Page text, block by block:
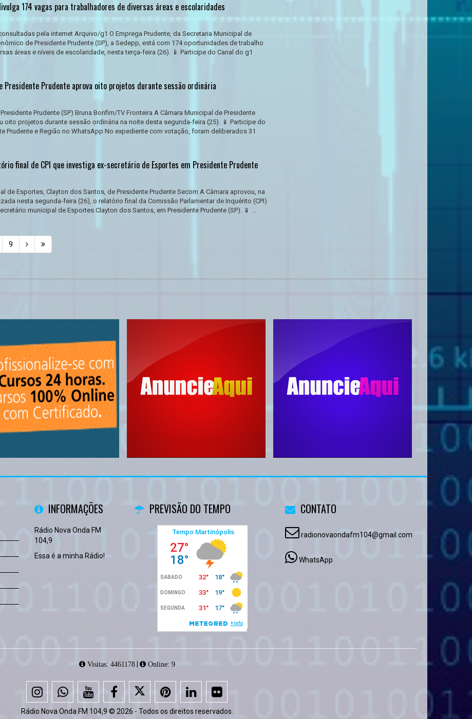
174 vagas para trabalhadores de diversas áreas e escolaridades
pela internet Arquivo/g1 O Emprega Prudente, da Secretaria Municipal de
de Presidente Prudente (SP), a Sedepp, está com 174 oportunidades de trabalho
áreas e níveis de escolaridade, nesta terça-feira (26). 📱 Participe do Canal do g1
Presidente Prudente aprova oito projetos durante sessão ordinária
Prudente (SP) Bruna Bonfim/TV Fronteira A Câmara Municipal de Presidente
oito projetos durante sessão ordinária na noite desta segunda-feira (25). 📱 Participe do
Prudente e Região no WhatsApp No expediente com votação, foram deliberados 31
final de CPI que investiga ex-secretário de Esportes em Presidente Prudente
de Esportes, Clayton dos Santos, de Presidente Prudente Secom A Câmara aprovou, na
nesta segunda-feira (26), o relatório final da Comissão Parlamentar de Inquérito (CPI)
municipal de Esportes Clayton dos Santos, em Presidente Prudente (SP). 📱 ...
9
INFORMAÇÕES
Rádio Nova Onda FM
104,9
Essa é a minha Rádio!
PREVISÃO DO TEMPO CONTATO
radionovaondafm104@gmail.com
WhatsApp
Visitas: 4461178| Online: 9
Rádio Nova Onda FM 104,9 © 2026 - Todos os direitos reservados.